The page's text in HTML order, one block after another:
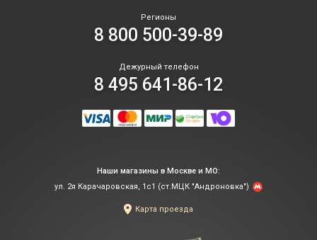
Регионы
8 800 500-39-89
Дежурный телефон
8 495 641-86-12
Наши магазины в Москве и МО:
ул. 2я Карачаровская, 1с1 (ст.МЦК "Андроновка")
Карта проезда